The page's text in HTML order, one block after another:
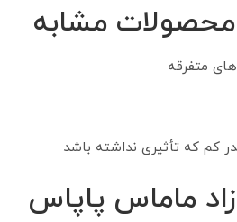
محصولات مشابه
متفرقه
کم که تأثیری نداشته باشد
ماماس پاپاس